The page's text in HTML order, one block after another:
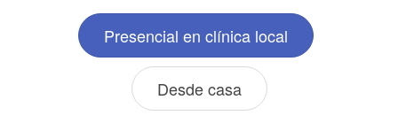
Presencial en clínica local
Desde casa